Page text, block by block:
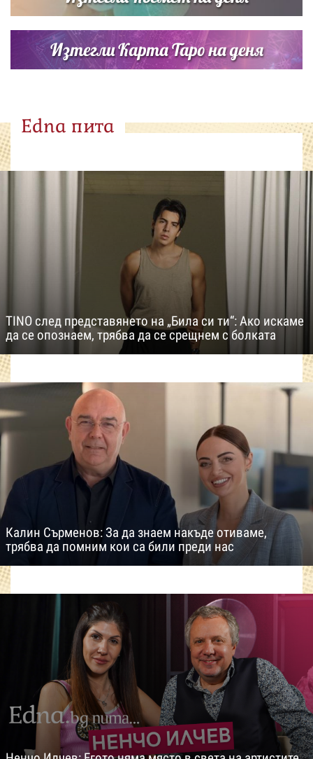
Изтегли Карта Таро на деня
Edna пита
TINO след представянето на „Била си ти“: Ако искаме
да се опознаем, трябва да се срещнем с болката
Калин Сърменов: За да знаем накъде отиваме,
трябва да помним кои са били преди нас